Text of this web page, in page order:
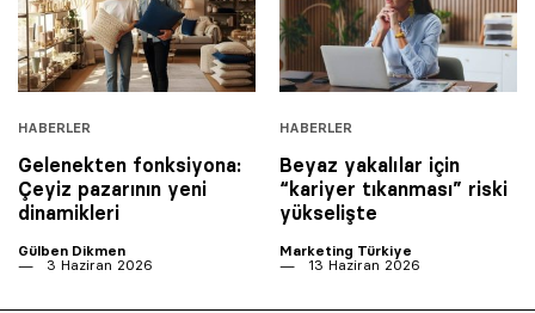
HABERLER
Gelenekten fonksiyona:
Çeyiz pazarının yeni
dinamikleri
Gülben Dikmen
3 Haziran 2026
HABERLER
Beyaz yakalılar için
“kariyer tıkanması” riski
yükselişte
Marketing Türkiye
13 Haziran 2026